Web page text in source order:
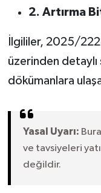
2. Artırma
İlgililer, 2025/
üzerinden
dökümanlara
Yasal Uyarı:
ve tavsiyeleri
değildir.